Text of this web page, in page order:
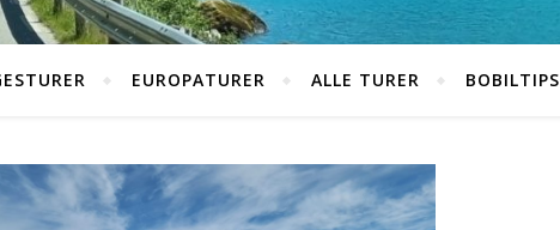
EUROPATURER ALLE TURER BOBILTIPS